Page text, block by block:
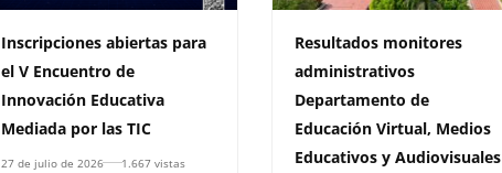
Inscripciones abiertas para
el V Encuentro de
Innovación Educativa
Mediada por las TIC
27 de julio de 2026 1.667 vistas
Resultados monitores
administrativos
Departamento de
Educación Virtual, Medios
Educativos y Audiovisuales